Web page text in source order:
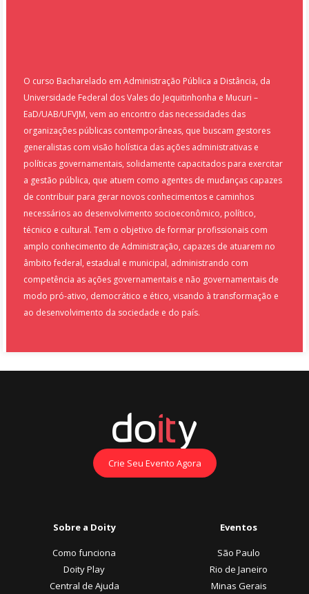
O curso Bacharelado em Administração Pública a Distância, da
Universidade Federal dos Vales do Jequitinhonha e Mucuri –
EaD/UAB/UFVJM, vem ao encontro das necessidades das
organizações públicas contemporâneas, que buscam gestores
generalistas com visão holística das ações administrativas e
políticas governamentais, solidamente capacitados para exercitar
a gestão pública, que atuem como agentes de mudanças capazes
de contribuir para gerar novos conhecimentos e caminhos
necessários ao desenvolvimento socioeconômico, político,
técnico e cultural. Tem o objetivo de formar profissionais com
amplo conhecimento de Administração, capazes de atuarem no
âmbito federal, estadual e municipal, administrando com
competência as ações governamentais e não governamentais de
modo pró-ativo, democrático e ético, visando à transformação e
ao desenvolvimento da sociedade e do país.
Crie Seu Evento Agora
Sobre a Doity
Como funciona
Doity Play
Central de Ajuda
Eventos
São Paulo
Rio de Janeiro
Minas Gerais